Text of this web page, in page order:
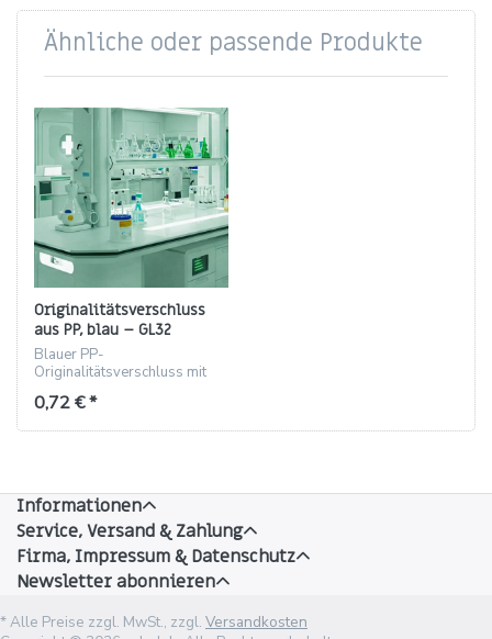
Ähnliche oder passende Produkte
Originalitätsverschluss
aus PP, blau – GL32
Innenkonus, 32 mm
Blauer PP-
Originalitätsverschluss mit
Höhe.
0,72 € *
Informationen
Service, Versand & Zahlung
Firma, Impressum & Datenschutz
Newsletter abonnieren
* Alle Preise zzgl. MwSt., zzgl. Versandkosten